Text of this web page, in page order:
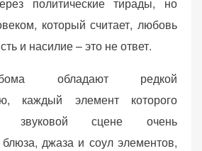
который считает, любовь
и насилие – это не ответ.
обладают редкой
каждый элемент которого
звуковой сцене очень
джаза и соул элементов,